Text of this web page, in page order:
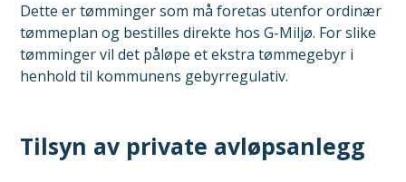
Dette er tømminger som må foretas utenfor ordinær
tømmeplan og bestilles direkte hos G-Miljø. For slike
tømminger vil det påløpe et ekstra tømmegebyr i
henhold til kommunens gebyrregulativ.
Tilsyn av private avløpsanlegg